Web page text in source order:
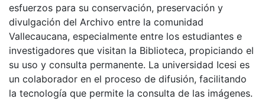
esfuerzos para su conservación, preservación y
divulgación del Archivo entre la comunidad
Vallecaucana, especialmente entre los estudiantes e
investigadores que visitan la Biblioteca, propiciando el
su uso y consulta permanente. La universidad Icesi es
un colaborador en el proceso de difusión, facilitando
la tecnología que permite la consulta de las imágenes.